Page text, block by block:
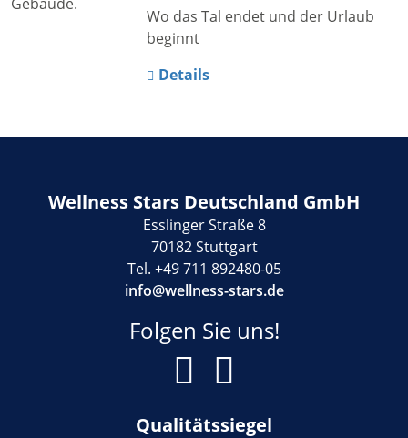
Wo das Tal endet und der Urlaub
beginnt
Details
Wellness Stars Deutschland GmbH
Esslinger Straße 8
70182 Stuttgart
Tel. +49 711 892480-05
info@wellness-stars.de
Folgen Sie uns!
Qualitätssiegel